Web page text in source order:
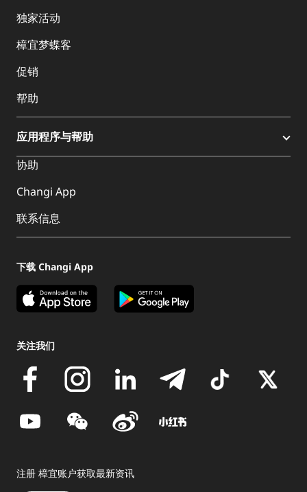
独家活动
樟宜梦蝶客
促销
帮助
应用程序与帮助
协助
Changi App
联系信息
下载 Changi App
关注我们
注册 樟宜账户获取最新资讯